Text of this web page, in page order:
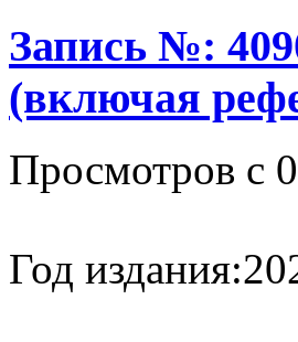
Запись №:
(включая
Просмотров с
Год издания: